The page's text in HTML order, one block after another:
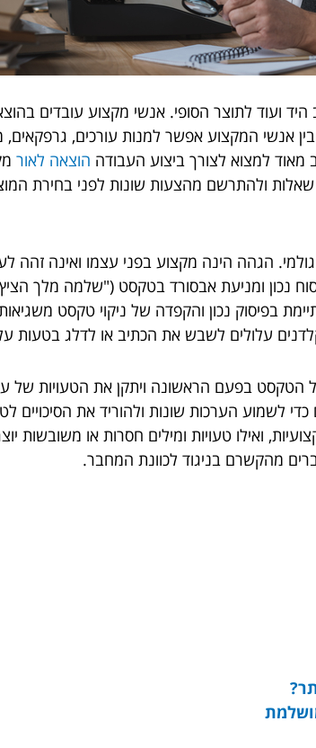
ועוד לתוצר הסופי. אנשי מקצוע עובדים
אנשי המקצוע אפשר למנות עורכים, גרפקאים,
למצוא לצורך ביצוע העבודה הוצאה לאור
ולהתרשם מהצעות שונות לפני בחירת
הגהה הינה מקצוע בפני עצמו ואינה זהה
נכון ומניעת אבסורד בטקסט ("שלמה מלך
בפיסוק נכון והקפדה של ניקוי טקסט
עלולים לשבש את הכתיב או לדלג בטעות
בפעם הראשונה ויתקן את הטעויות של
לשמוע הערכות שונות ולהוריד את הסיכויים
ואילו טעויות ומילים חסרות או משובשות
מהקשרם בניגוד לכוונת המחבר.